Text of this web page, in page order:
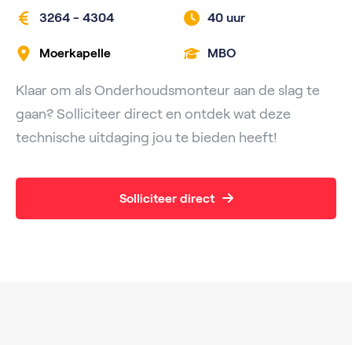
3264 - 4304 40 uur
Moerkapelle MBO
Klaar om als Onderhoudsmonteur aan de slag te
gaan? Solliciteer direct en ontdek wat deze
technische uitdaging jou te bieden heeft!
Solliciteer direct